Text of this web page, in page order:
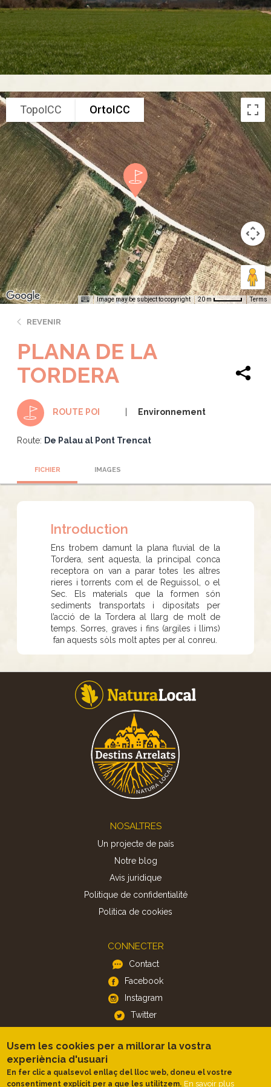
TopoICC OrtoICC
Image may be subject to copyright 20 m Terms
REVENIR
PLANA DE LA
TORDERA
ROUTE POI Environnement
Route: De Palau al Pont Trencat
FICHIER IMAGES
Introduction
Ens trobem damunt la plana fluvial de la
Tordera, sent aquesta, la principal conca
receptora on van a parar totes les altres
rieres i torrents com el de Reguissol, o el
Sec. Els materials que la formen són
sediments transportats i dipositats per
l’acció de la Tordera al llarg de molt de
temps. Sorres, graves i fins (argiles i llims)
fan aquests sòls molt aptes per al conreu.
NOSALTRES
Un projecte de país
Notre blog
Avis juridique
Politique de confidentialité
Politica de cookies
CONNECTER
Contact
Facebook
Instagram
Twitter
APP
iOS
Android
Usem les cookies per a millorar la vostra
experiència d'usuari
En fer clic a qualsevol enllaç del lloc web, doneu el vostre
consentiment explícit per a que les utilitzem. En savoir plus